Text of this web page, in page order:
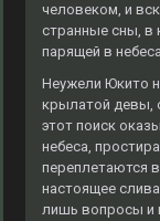
человеком, и
странные сны, в
парящей в
Неужели Юкито
крылатой девы,
этот поиск
небеса,
переплетаются
настоящее
лишь вопросы и